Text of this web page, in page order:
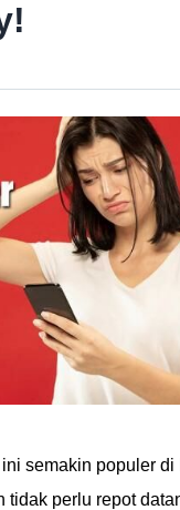
semakin populer
perlu repot